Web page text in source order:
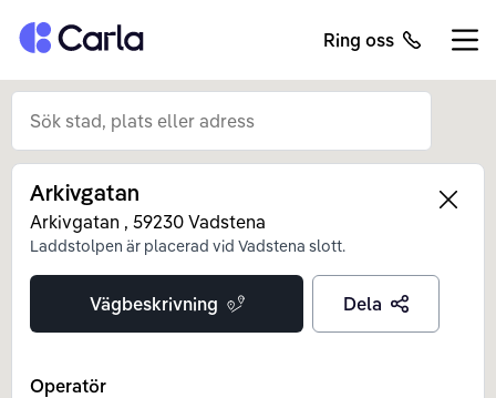
Tillbaka till startsidan Ring oss
Left
Arkivgatan
Arkivgatan , 59230 Vadstena
Laddstolpen är placerad vid Vadstena slott.
Vägbeskrivning Dela
Operatör